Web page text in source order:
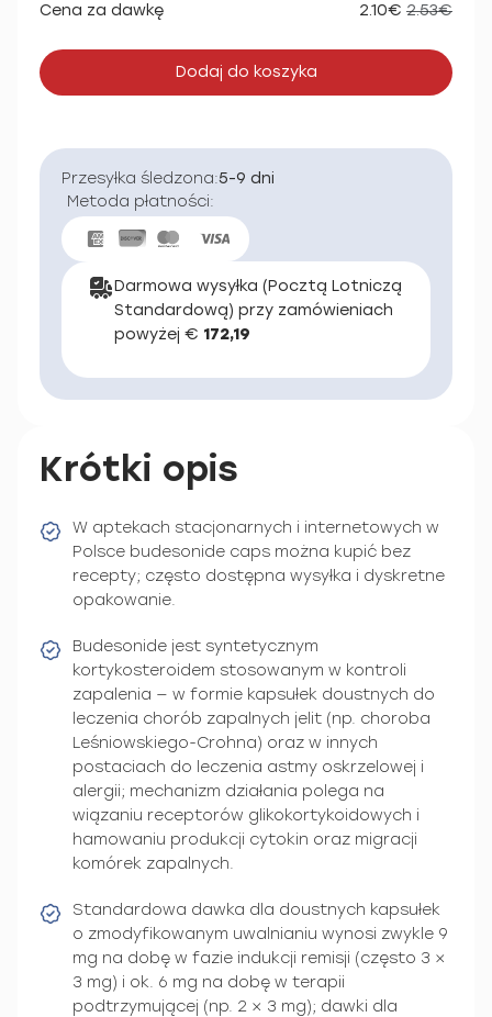
Cena za dawkę 2.10€ 2.53€
Dodaj do koszyka
Przesyłka śledzona:5-9 dni
Metoda płatności:
Darmowa wysyłka (Pocztą Lotniczą
Standardową) przy zamówieniach
powyżej € 172,19
Krótki opis
W aptekach stacjonarnych i internetowych w
Polsce budesonide caps można kupić bez
recepty; często dostępna wysyłka i dyskretne
opakowanie.
Budesonide jest syntetycznym
kortykosteroidem stosowanym w kontroli
zapalenia — w formie kapsułek doustnych do
leczenia chorób zapalnych jelit (np. choroba
Leśniowskiego-Crohna) oraz w innych
postaciach do leczenia astmy oskrzelowej i
alergii; mechanizm działania polega na
wiązaniu receptorów glikokortykoidowych i
hamowaniu produkcji cytokin oraz migracji
komórek zapalnych.
Standardowa dawka dla doustnych kapsułek
o zmodyfikowanym uwalnianiu wynosi zwykle 9
mg na dobę w fazie indukcji remisji (często 3 ×
3 mg) i ok. 6 mg na dobę w terapii
podtrzymującej (np. 2 × 3 mg); dawki dla